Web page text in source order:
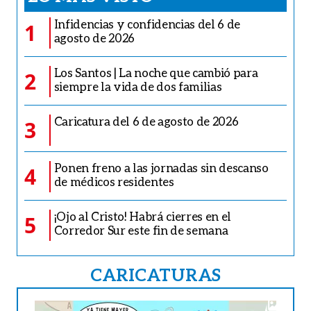
1
Infidencias y confidencias del 6 de
agosto de 2026
2
Los Santos | La noche que cambió para
siempre la vida de dos familias
3 Caricatura del 6 de agosto de 2026
4
Ponen freno a las jornadas sin descanso
de médicos residentes
5
¡Ojo al Cristo! Habrá cierres en el
Corredor Sur este fin de semana
CARICATURAS